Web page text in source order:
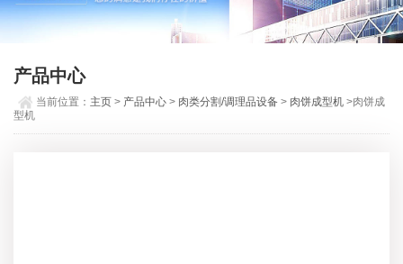
产品中心
当前位置： 主页 > 产品中心 > 肉类分割/调理品设备 > 肉饼成型机 >肉饼成
型机